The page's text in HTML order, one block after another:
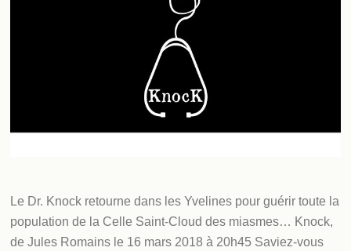
Le Dr. Knock retourne dans les Yvelines pour guérir toute la
population de la Celle Saint-Cloud des miasmes… Knock,
de Jules Romains le 16 mars 2018 à 20h45 Saviez-vous